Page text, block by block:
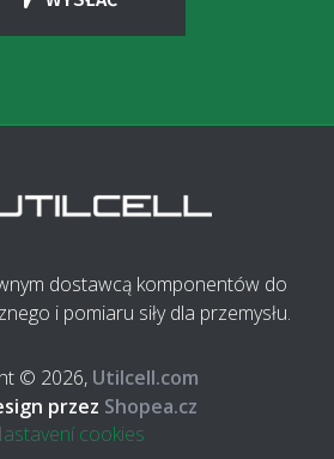
dostawcą komponentów do
i pomiaru siły dla przemysłu.
© 2026, Utilcell.com
przez Shopea.cz
cookies